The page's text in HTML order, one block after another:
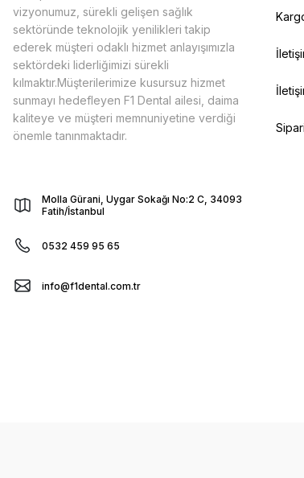
vizyonumuz, sürekli gelişen sağlık
sektöründe teknolojik yenilikleri takip
ederek müşteri odaklı hizmet anlayışımızla
sektördeki liderliğimizi sürekli
kılmaktır.Müşterilerimize kusursuz hizmet
sunmayı hedefleyen F1 Dental ailesi, daima
kaliteye ve müşteri memnuniyetine verdiği
önemle tanınmaktadır.
Molla Gürani, Uygar Sokağı No:2 C, 34093
Fatih/İstanbul
0532 459 95 65
info@f1dental.com.tr